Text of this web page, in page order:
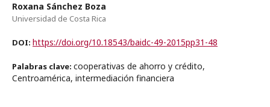
Roxana Sánchez Boza
Universidad de Costa Rica
DOI: https://doi.org/10.18543/baidc-49-2015pp31-48
Palabras clave: cooperativas de ahorro y crédito,
Centroamérica, intermediación financiera